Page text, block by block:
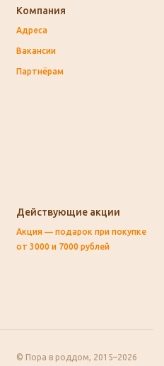
Компания
Адреса
Вакансии
Партнёрам
Действующие акции
Акция — подарок при покупке
от 3000 и 7000 рублей
© Пора в роддом, 2015–2026